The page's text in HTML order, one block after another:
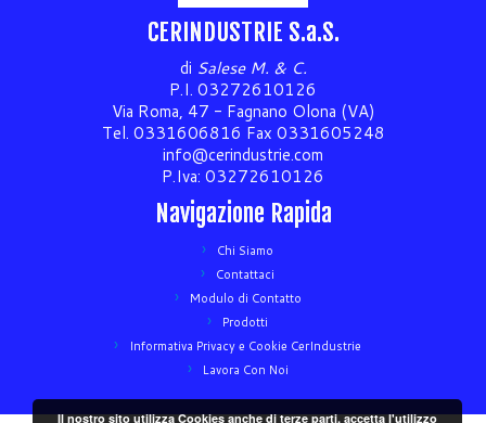
CERINDUSTRIE S.a.S.
di Salese M. & C.
P.I. 03272610126
Via Roma, 47 - Fagnano Olona (VA)
Tel. 0331606816 Fax 0331605248
info@cerindustrie.com
P.Iva: 03272610126
Navigazione Rapida
Chi Siamo
Contattaci
Modulo di Contatto
Prodotti
Informativa Privacy e Cookie CerIndustrie
Lavora Con Noi
Il nostro sito utilizza Cookies anche di terze parti, accetta l'utilizzo